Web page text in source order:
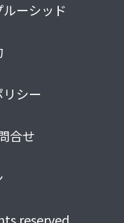
ーシッド
シー
合せ